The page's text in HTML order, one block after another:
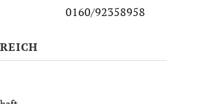
0160/92358958